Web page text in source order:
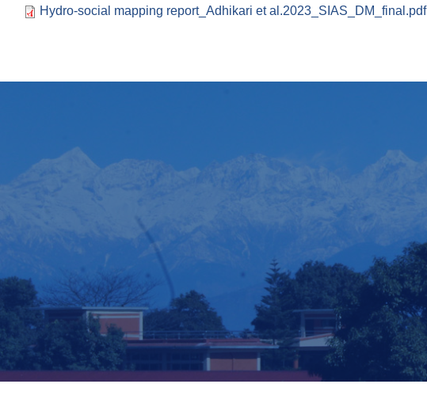
Hydro-social mapping report_Adhikari et al.2023_SIAS_DM_final.pdf